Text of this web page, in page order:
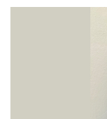
Âm nhạc